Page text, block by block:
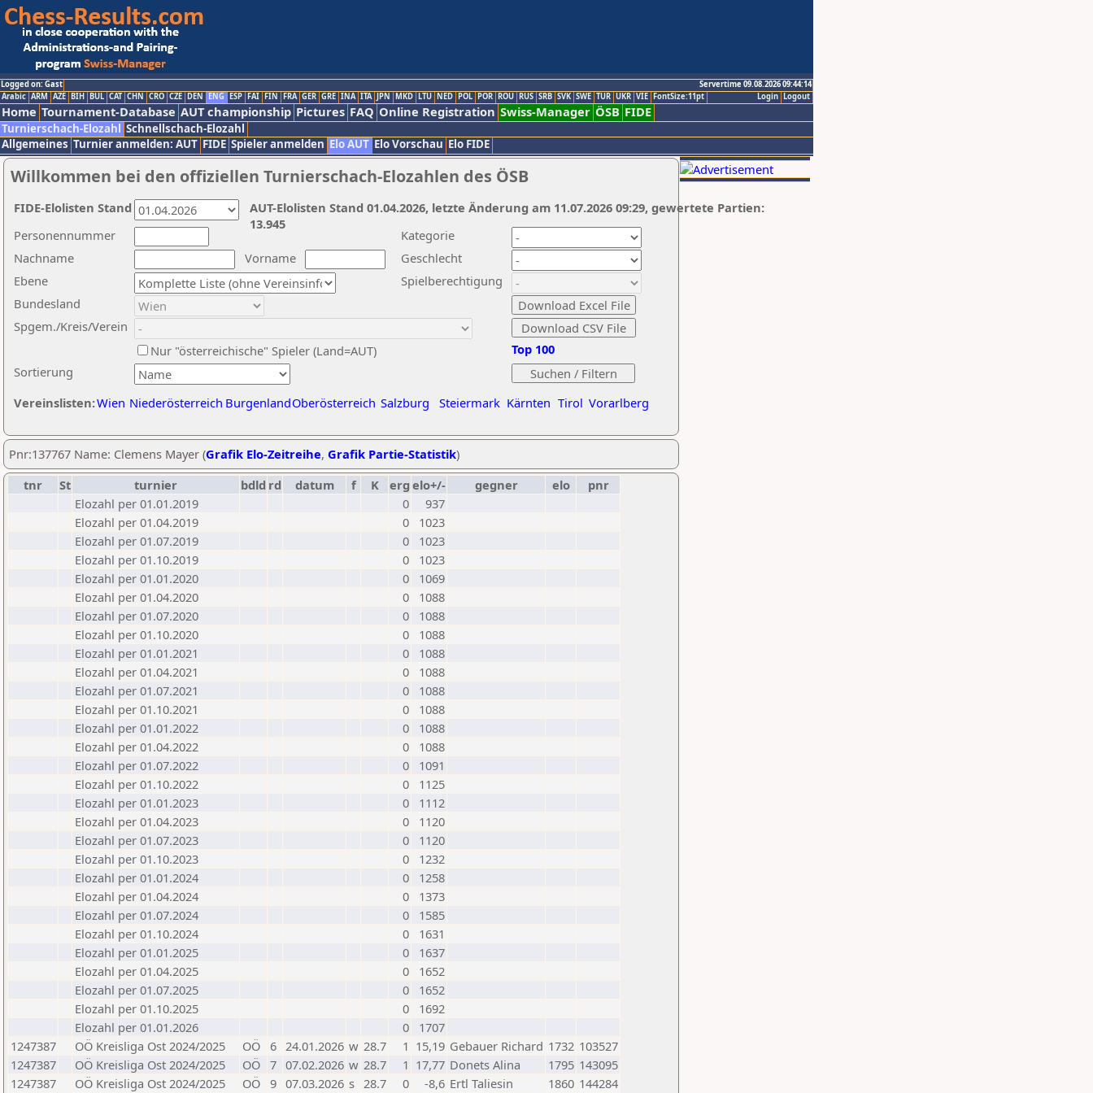
Logged on: Gast
Servertime 09.08.2026 09:44:14
Logout
Login
Arabic ARM AZE BIH BUL CAT CHN CRO CZE DEN ENG ESP FAI FIN FRA GER GRE INA ITA JPN MKD LTU NED POL POR ROU RUS SRB SVK SWE TUR UKR VIE FontSize:11pt
Home Tournament-Database AUT championship Pictures FAQ Online Registration Swiss-Manager ÖSB FIDE
Turnierschach-Elozahl Schnellschach-Elozahl
Allgemeines Turnier anmelden: AUT FIDE Spieler anmelden Elo AUT Elo Vorschau Elo FIDE
Willkommen bei den offiziellen Turnierschach-Elozahlen des ÖSB
Nachname
Vorname
Ebene
Kategorie
Sortierung
Personennummer
Bundesland
Spgem./Kreis/Verein
Geschlecht
Nur "österreichische" Spieler (Land=AUT)
Spielberechtigung
Vereinslisten:Wien Niederösterreich BurgenlandOberösterreich Salzburg Steiermark Kärnten Tirol Vorarlberg
Top 100
AUT-Elolisten Stand 01.04.2026, letzte Änderung am 11.07.2026 09:29, gewertete Partien:
13.945
FIDE-Elolisten Stand
Pnr:137767 Name: Clemens Mayer (Grafik Elo-Zeitreihe, Grafik Partie-Statistik)
tnr
St turnier bdld rd datum f K erg elo+/- gegner elo
pnr
Elozahl per 01.01.2019
0
937
Elozahl per 01.04.2019
0
1023
Elozahl per 01.07.2019
0
1023
Elozahl per 01.10.2019
0
1023
Elozahl per 01.01.2020
0
1069
Elozahl per 01.04.2020
0
1088
Elozahl per 01.07.2020
0
1088
Elozahl per 01.10.2020
0
1088
Elozahl per 01.01.2021
0
1088
Elozahl per 01.04.2021
0
1088
Elozahl per 01.07.2021
0
1088
Elozahl per 01.10.2021
0
1088
Elozahl per 01.01.2022
0
1088
Elozahl per 01.04.2022
0
1088
Elozahl per 01.07.2022
0
1091
Elozahl per 01.10.2022
0
1125
Elozahl per 01.01.2023
0
1112
Elozahl per 01.04.2023
0
1120
Elozahl per 01.07.2023
0
1120
Elozahl per 01.10.2023
0
1232
Elozahl per 01.01.2024
0
1258
Elozahl per 01.04.2024
0
1373
Elozahl per 01.07.2024
0
1585
Elozahl per 01.10.2024
0
1631
Elozahl per 01.01.2025
0
1637
Elozahl per 01.04.2025
0
1652
Elozahl per 01.07.2025
0
1652
Elozahl per 01.10.2025
0
1692
Elozahl per 01.01.2026
0
1707
1247387
OÖ Kreisliga Ost 2024/2025 OÖ 6 24.01.2026 w 28.7 1 15,19 Gebauer Richard 1732 103527
1247387
OÖ Kreisliga Ost 2024/2025 OÖ 7 07.02.2026 w 28.7 1 17,77 Donets Alina 1795 143095
1247387
OÖ Kreisliga Ost 2024/2025 OÖ 9 07.03.2026 s 28.7 0 -8,6 Ertl Taliesin 1860 144284